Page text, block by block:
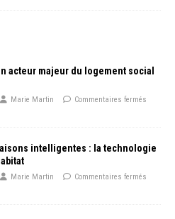
acteur majeur du logement social
Marie Martin Commentaires fermés
intelligentes : la technologie
Marie Martin Commentaires fermés